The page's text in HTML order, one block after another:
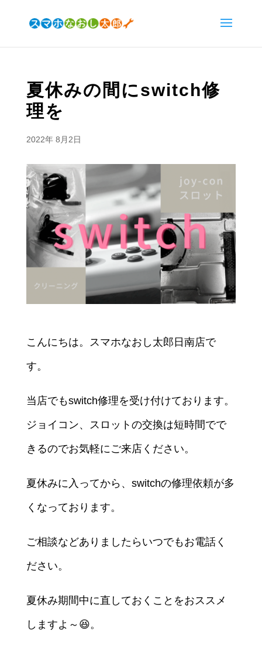
夏休みの間にswitch修
理を
2022年 8月2日
こんにちは。スマホなおし太郎日南店で
す。
当店でもswitch修理を受け付けております。
ジョイコン、スロットの交換は短時間でで
きるのでお気軽にご来店ください。
夏休みに入ってから、switchの修理依頼が多
くなっております。
ご相談などありましたらいつでもお電話く
ださい。
夏休み期間中に直しておくことをおススメ
しますよ～😆。